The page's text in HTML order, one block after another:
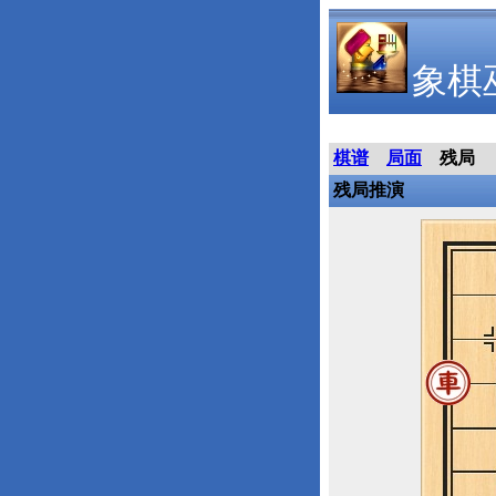
象棋
棋谱 局面
残局
残局推演